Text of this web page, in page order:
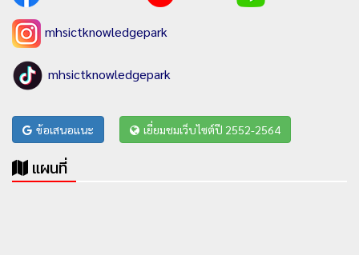
mhsictknowledgepark
mhsictknowledgepark
ข้อเสนอแนะ เยี่ยมชมเว็บไซต์ปี 2552-2564
แผนที่